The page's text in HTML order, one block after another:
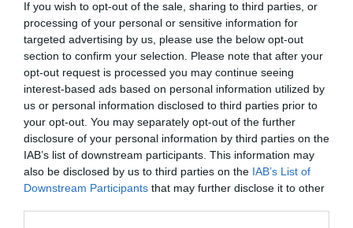
If you wish to opt-out of the sale, sharing to third parties, or
processing of your personal or sensitive information for
targeted advertising by us, please use the below opt-out
section to confirm your selection. Please note that after your
opt-out request is processed you may continue seeing
interest-based ads based on personal information utilized by
us or personal information disclosed to third parties prior to
your opt-out. You may separately opt-out of the further
disclosure of your personal information by third parties on the
IAB’s list of downstream participants. This information may
also be disclosed by us to third parties on the IAB’s List of
Downstream Participants that may further disclose it to other
ligas europeas; 22 clubes de ACB y Primera FEB.
La plataforma también contabiliza la asistencia a
todos los eventos deportivos, de entretenimiento y
música en España, así como más de 25.000 contratos
de patrocinio en el mercado español y otros 7.000
contratos de las ligas europeas y norteamericanas de
fútbol y baloncesto, segmentados por competición,
tipología de activos, marcas, categorías de producto y
valor económico aproximado de cada acuerdo. Si
quieres más información, contacta con nosotros a
través de intelligence@2playbook.com.
Añadir 2Playbookcomo fuente preferida de Google
de forma gratuita